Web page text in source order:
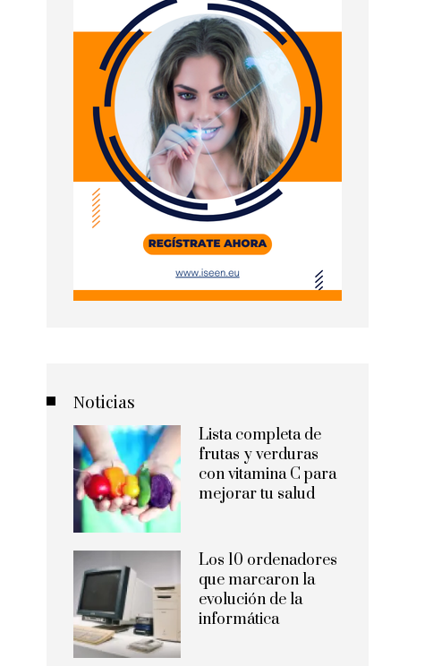
Noticias
Lista completa de
frutas y verduras
con vitamina C para
mejorar tu salud
Los 10 ordenadores
que marcaron la
evolución de la
informática